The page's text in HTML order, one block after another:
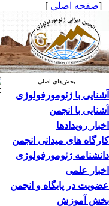
[صفحه اصلی ]
بخش‌های اصلی
آشنایی با ژئومورفولوژی
آشنایی با انجمن
اخبار رویدادها
کارگاه های میدانی انجمن
دانشنامه ژئومورفولوژی
اخبار علمی
عضویت در پایگاه و انجمن
بخش آموزش